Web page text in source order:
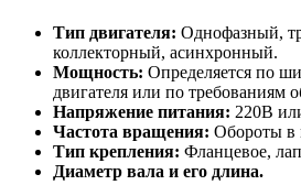
Тип двигателя: Однофазный,
коллекторный, асинхронный.
Мощность: Определяется по
двигателя или по требованиям
Напряжение питания: 220В
Частота вращения: Обороты в
Тип крепления: Фланцевое,
Диаметр вала и его длина.